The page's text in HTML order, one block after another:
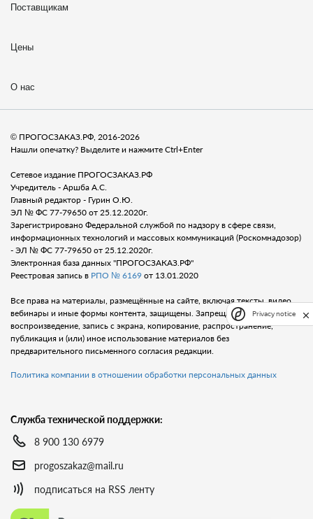
Поставщикам
Цены
О нас
© ПРОГОСЗАКАЗ.РФ, 2016-2026
Нашли опечатку? Выделите и нажмите Ctrl+Enter
Сетевое издание ПРОГОСЗАКАЗ.РФ
Учредитель - Аршба А.С.
Главный редактор - Гурин О.Ю.
ЭЛ № ФС 77-79650 от 25.12.2020г.
Зарегистрировано Федеральной службой по надзору в сфере связи,
информационных технологий и массовых коммуникаций (Роскомнадозор)
- ЭЛ № ФС 77-79650 от 25.12.2020г.
Электронная база данных "ПРОГОСЗАКАЗ.РФ"
Реестровая запись в РПО № 6169 от 13.01.2020
Все права на материалы, размещённые на сайте, включая тексты, видео,
вебинары и иные формы контента, защищены. Запрещается любое
воспроизведение, запись с экрана, копирование, распространение,
публикация и (или) иное использование материалов без
предварительного письменного согласия редакции.
Политика компании в отношении обработки персональных данных
Служба технической поддержки:
8 900 130 6979
progoszakaz@mail.ru
подписаться на RSS ленту
Privacy notice